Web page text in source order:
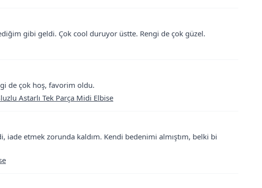
gibi geldi. Çok cool duruyor üstte. Rengi de çok güzel.
de çok hoş, favorim oldu.
Astarlı Tek Parça Midi Elbise
iade etmek zorunda kaldım. Kendi bedenimi almıştım, belki bi